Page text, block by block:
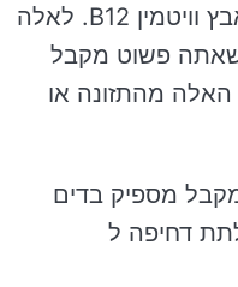
הופעה, שווה ערך ל- ברזל, אבץ וויטמין B12. לאלה
פשוט מקבל
האלה מהתזונה או
מקבל מספיק בדים
לתת דחיפה ל